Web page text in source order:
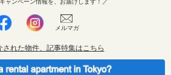
ャンペーン情報を、お届けします！／
メルマガ
された物件、記事特集はこちら